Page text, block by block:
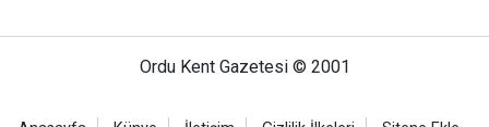
Ordu Kent Gazetesi © 2001